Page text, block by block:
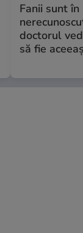
Fanii sunt în
doctorul
să fie